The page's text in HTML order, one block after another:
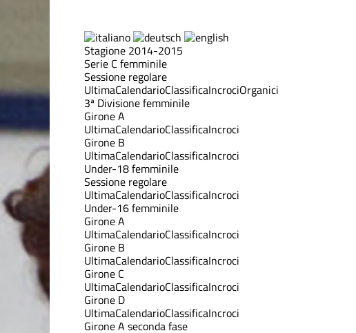
Stagione 2014-2015
Serie C femminile
Sessione regolare
UltimaCalendarioClassificaIncrociOrganici
3ª Divisione femminile
Girone A
UltimaCalendarioClassificaIncroci
Girone B
UltimaCalendarioClassificaIncroci
Under-18 femminile
Sessione regolare
UltimaCalendarioClassificaIncroci
Under-16 femminile
Girone A
UltimaCalendarioClassificaIncroci
Girone B
UltimaCalendarioClassificaIncroci
Girone C
UltimaCalendarioClassificaIncroci
Girone D
UltimaCalendarioClassificaIncroci
Girone A seconda fase